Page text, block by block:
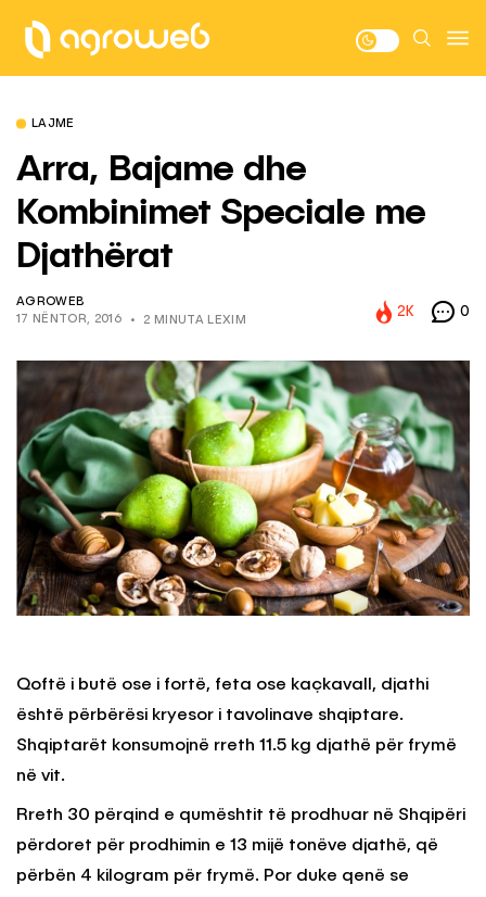
LAJME
Arra, Bajame dhe
Kombinimet Speciale me
Djathërat
AGROWEB
17 NËNTOR, 2016
2 MINUTA LEXIM
2K 0
Qoftë i butë ose i fortë, feta ose kaçkavall, djathi
është përbërësi kryesor i tavolinave shqiptare.
Shqiptarët konsumojnë rreth 11.5 kg djathë për frymë
në vit.
Rreth 30 përqind e qumështit të prodhuar në Shqipëri
përdoret për prodhimin e 13 mijë tonëve djathë, që
përbën 4 kilogram për frymë. Por duke qenë se